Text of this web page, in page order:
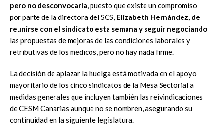
pero no desconvocarla, puesto que existe un compromiso
por parte de la directora del SCS, Elizabeth Hernández, de
reunirse con el sindicato esta semana y seguir negociando
las propuestas de mejoras de las condiciones laborales y
retributivas de los médicos, pero no hay nada firme.
La decisión de aplazar la huelga está motivada en el apoyo
mayoritario de los cinco sindicatos de la Mesa Sectorial a
medidas generales que incluyen también las reivindicaciones
de CESM Canarias aunque no se nombren, asegurando su
continuidad en la siguiente legislatura.